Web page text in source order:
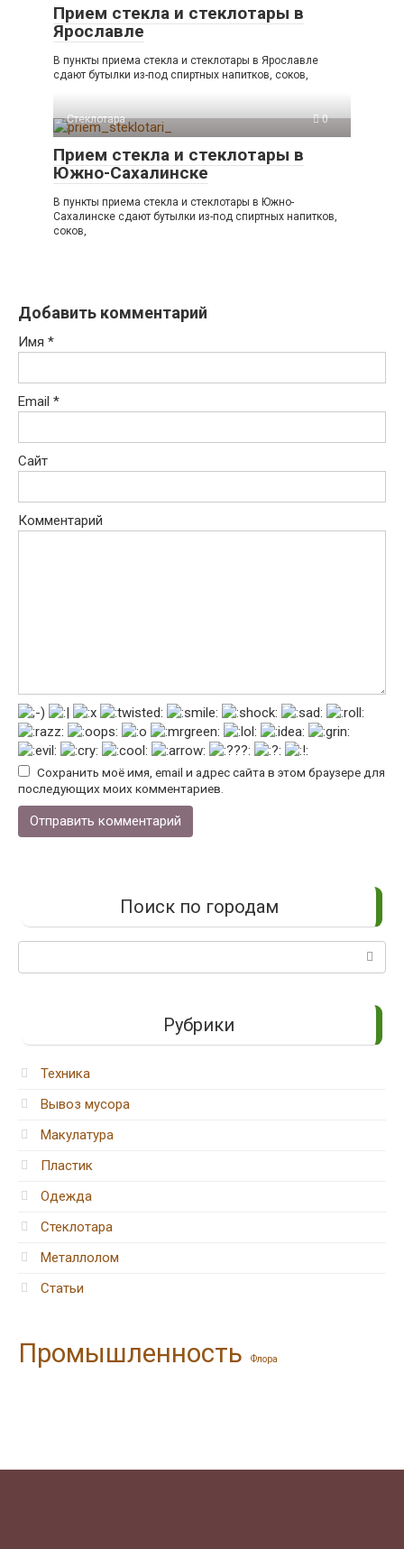
Прием стекла и стеклотары в
Ярославле
В пункты приема стекла и стеклотары в Ярославле
сдают бутылки из-под спиртных напитков, соков,
Стеклотара 0
Прием стекла и стеклотары в
Южно-Сахалинске
В пункты приема стекла и стеклотары в Южно-
Сахалинске сдают бутылки из-под спиртных напитков,
соков,
Добавить комментарий
Имя *
Email *
Сайт
Комментарий
Сохранить моё имя, email и адрес сайта в этом браузере для
последующих моих комментариев.
Поиск по городам
Поиск:
Рубрики
Техника
Вывоз мусора
Макулатура
Пластик
Одежда
Стеклотара
Металлолом
Статьи
Промышленность Флора